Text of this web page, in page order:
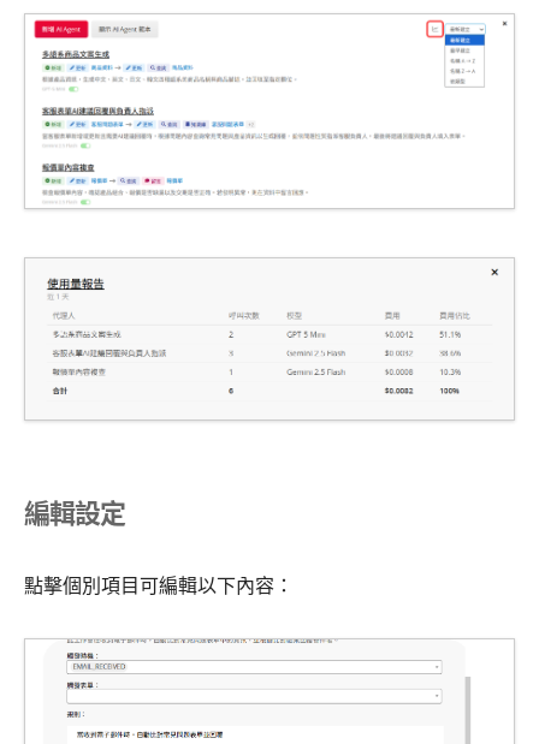
編輯設定
點擊個別項目可編輯以下內容：